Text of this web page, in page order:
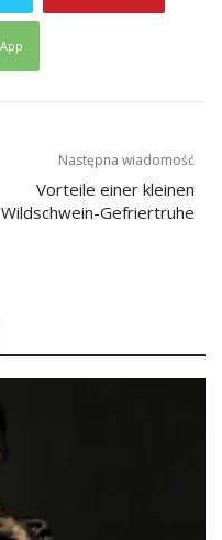
Następna wiadomość
Vorteile einer kleinen
Wildschwein-Gefriertruhe